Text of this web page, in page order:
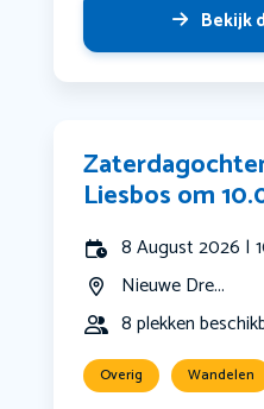
Bekijk
Liesbos om
8 August 2026 |
Nieuwe Dre...
8 plekken
Overig Wandelen